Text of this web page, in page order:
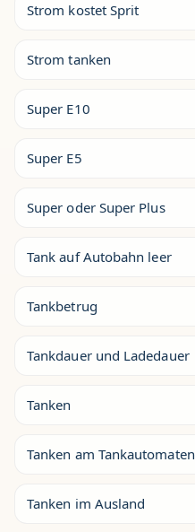
Strom kostet Sprit
Strom tanken
Super E10
Super E5
Super oder Super Plus
Tank auf Autobahn leer
Tankbetrug
Tankdauer und Ladedauer
Tanken
Tanken am Tankautomaten
Tanken im Ausland